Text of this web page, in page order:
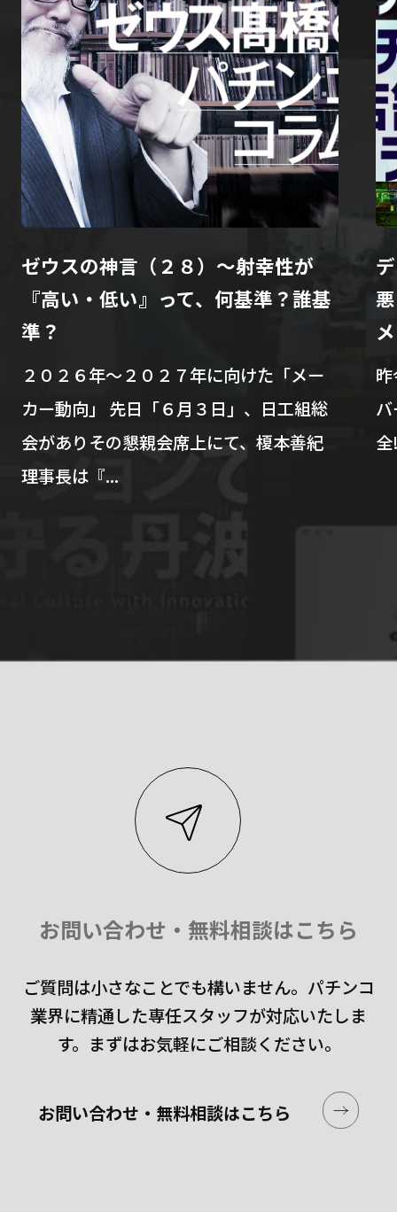
ゼウスの神言（２８）～射幸性が
『高い・低い』って、何基準？誰基
準？
２０２６年～２０２７年に向けた「メー
カー動向」 先日「６月３日」、日工組総
会がありその懇親会席上にて、榎本善紀
理事長は『...
お問い合わせ・無料相談はこちら
ご質問は小さなことでも構いません。 パチンコ
業界に精通した専任スタッフが対応いたしま
す。 まずはお気軽にご相談ください。
お問い合わせ・無料相談はこちら